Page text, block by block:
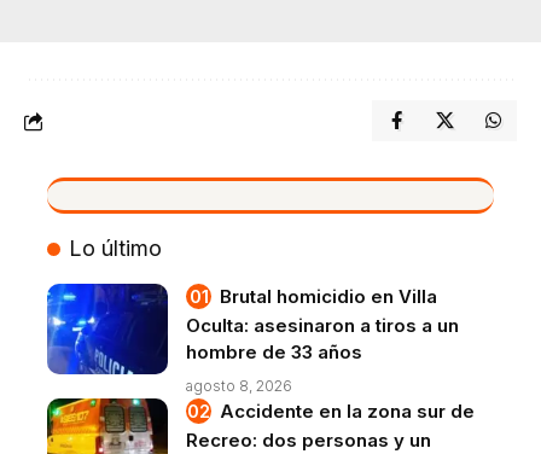
VIVO
Lo último
Brutal homicidio en Villa
Oculta: asesinaron a tiros a un
hombre de 33 años
agosto 8, 2026
Accidente en la zona sur de
Recreo: dos personas y un